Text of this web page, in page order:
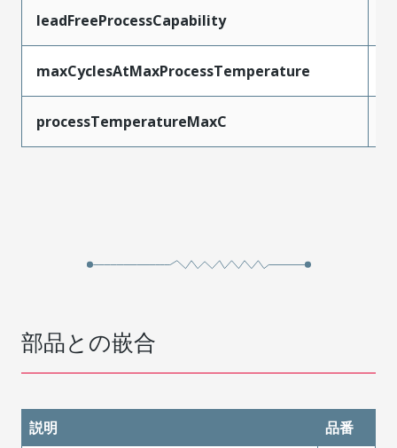
leadFreeProcessCapability
maxCyclesAtMaxProcessTemperature
processTemperatureMaxC
部品との嵌合
説明
品番